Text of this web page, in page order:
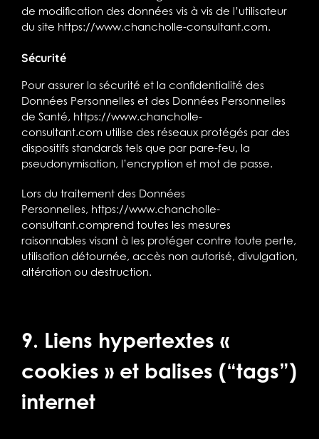
de modification des données vis à vis de l’utilisateur
du site https://www.chancholle-consultant.com.
Sécurité
Pour assurer la sécurité et la confidentialité des
Données Personnelles et des Données Personnelles
de Santé, https://www.chancholle-
consultant.com utilise des réseaux protégés par des
dispositifs standards tels que par pare-feu, la
pseudonymisation, l’encryption et mot de passe.
Lors du traitement des Données
Personnelles, https://www.chancholle-
consultant.comprend toutes les mesures
raisonnables visant à les protéger contre toute perte,
utilisation détournée, accès non autorisé, divulgation,
altération ou destruction.
9. Liens hypertextes «
cookies » et balises (“tags”)
internet